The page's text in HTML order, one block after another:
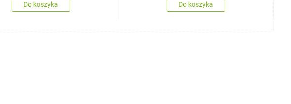
Do koszyka Do koszyka